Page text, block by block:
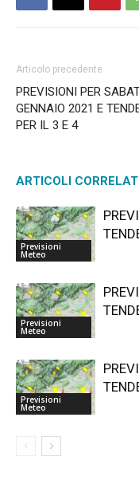
Articolo precedente
PREVISIONI PER
GENNAIO 2021 E
PER IL 3 E 4
ARTICOLI
Previsioni
Meteo
Previsioni
Meteo
Previsioni
Meteo